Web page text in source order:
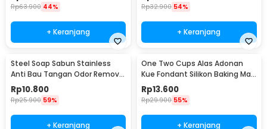
Rp63.900 44%
+ Keranjang
Rp32.900 54%
+ Keranjang
Steel Soap Sabun Stainless
Anti Bau Tangan Odor Remove
- HW071
Rp10.800
Rp25.900 59%
+ Keranjang
One Two Cups Alas Adonan
Kue Fondant Silikon Baking Mat
Anti Slip - JJ3873
Rp13.600
Rp29.900 55%
+ Keranjang